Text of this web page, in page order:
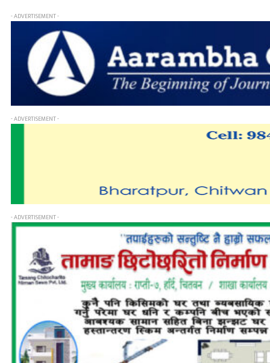
- ADVERTISEMENT -
- ADVERTISEMENT -
- ADVERTISEMENT -